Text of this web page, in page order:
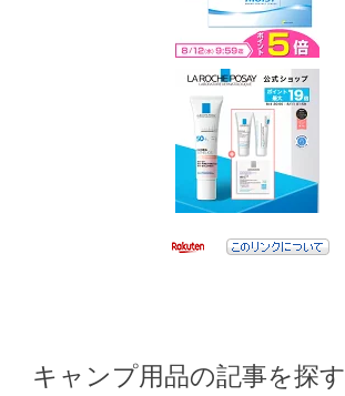
キャンプ用品の記事を探す